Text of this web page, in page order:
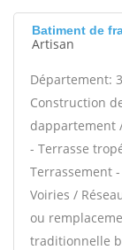
Batiment de
Artisan
Département:
Construction
- Terrasse
Terrassement
Voiries /
ou
traditionnelle